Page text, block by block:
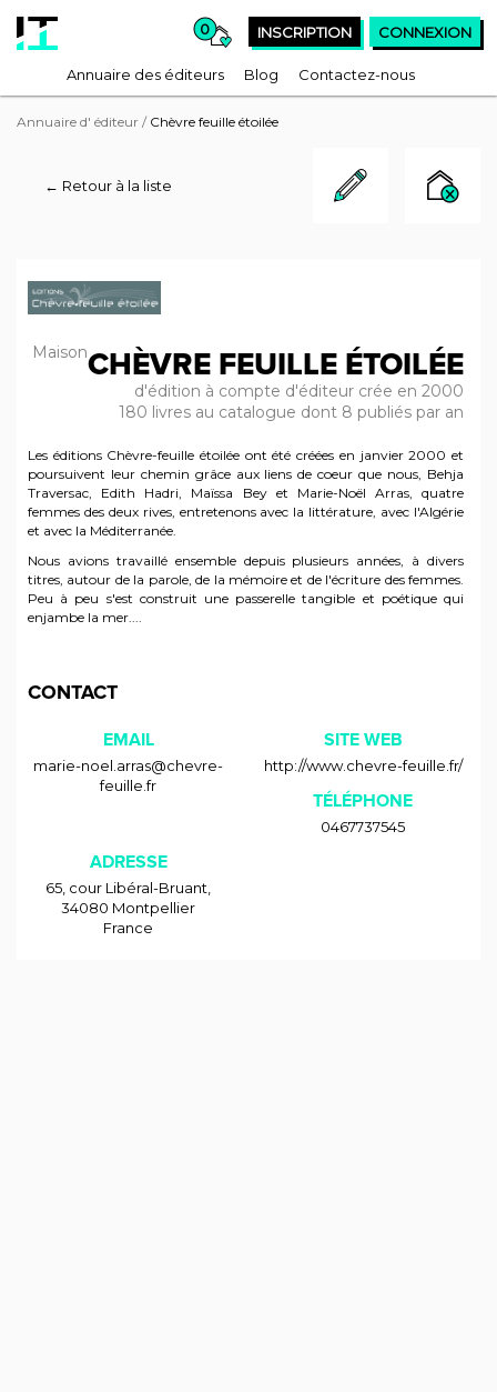
0 INSCRIPTION CONNEXION
Annuaire des éditeurs Blog Contactez-nous
Annuaire d' éditeur / Chèvre feuille étoilée
← Retour à la liste
CHÈVRE FEUILLE ÉTOILÉE
Maison
d'édition à compte d'éditeur crée en 2000
180 livres au catalogue dont 8 publiés par an
Les éditions Chèvre-feuille étoilée ont été créées en janvier 2000 et
poursuivent leur chemin grâce aux liens de coeur que nous, Behja
Traversac, Edith Hadri, Maïssa Bey et Marie-Noël Arras, quatre
femmes des deux rives, entretenons avec la littérature, avec l'Algérie
et avec la Méditerranée.
Nous avions travaillé ensemble depuis plusieurs années, à divers
titres, autour de la parole, de la mémoire et de l'écriture des femmes.
Peu à peu s'est construit une passerelle tangible et poétique qui
enjambe la mer....
CONTACT
EMAIL
marie-noel.arras@chevre-
feuille.fr
SITE WEB
http://www.chevre-feuille.fr/
TÉLÉPHONE
0467737545
ADRESSE
65, cour Libéral-Bruant
34080 Montpellier
France